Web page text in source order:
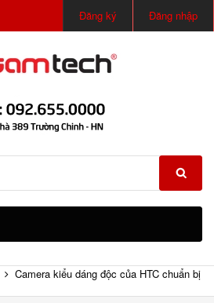
Đăng ký Đăng nhập
Camera kiểu dáng độc của HTC chuẩn bị